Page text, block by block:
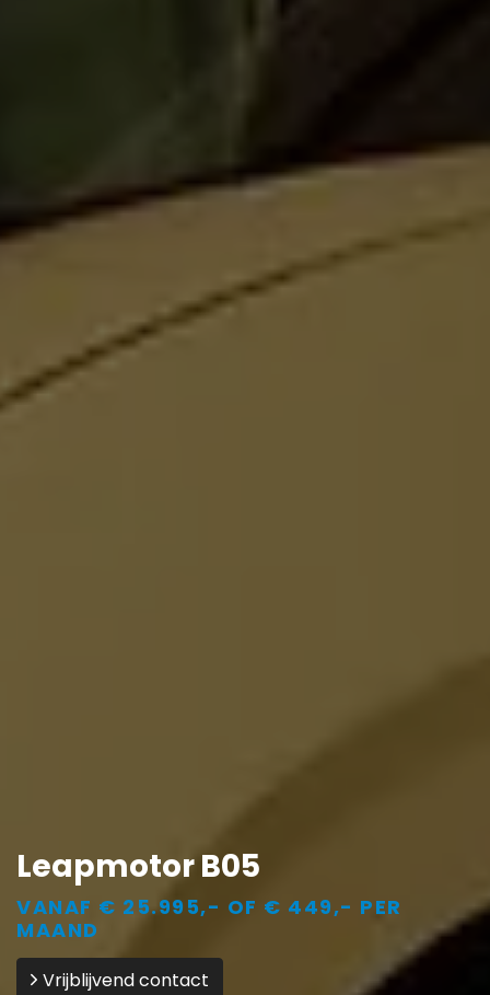
Leapmotor B05
VANAF € 25.995,- OF € 449,- PER
MAAND
Vrijblijvend contact